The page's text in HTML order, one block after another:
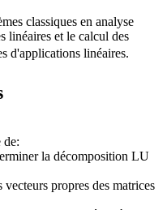
classiques en analyse
linéaires et le calcul des
d'applications linéaires.
de:
la décomposition LU
propres des matrices